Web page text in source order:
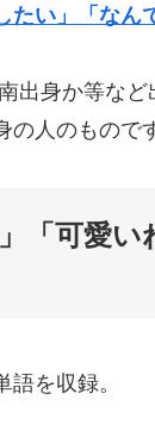
い」「なん
出身か等な
人のもので
「可愛
を収録。